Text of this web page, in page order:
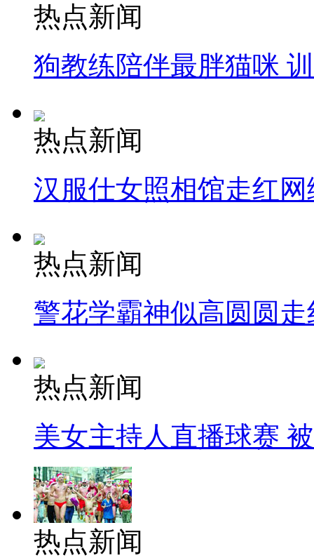
热点新闻
狗教练陪伴最胖猫咪
热点新闻
汉服仕女照相馆走红网
热点新闻
警花学霸神似高圆圆走
热点新闻
美女主持人直播球赛
热点新闻